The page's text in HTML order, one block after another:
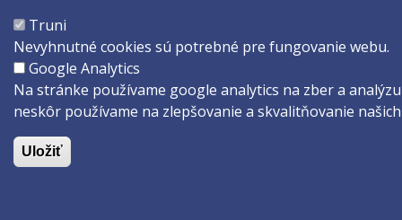
Truni
Nevyhnutné cookies sú potrebné pre fungovanie webu.
Google Analytics
Na stránke používame google analytics na zber a
neskôr používame na zlepšovanie a skvalitňovanie
Uložiť